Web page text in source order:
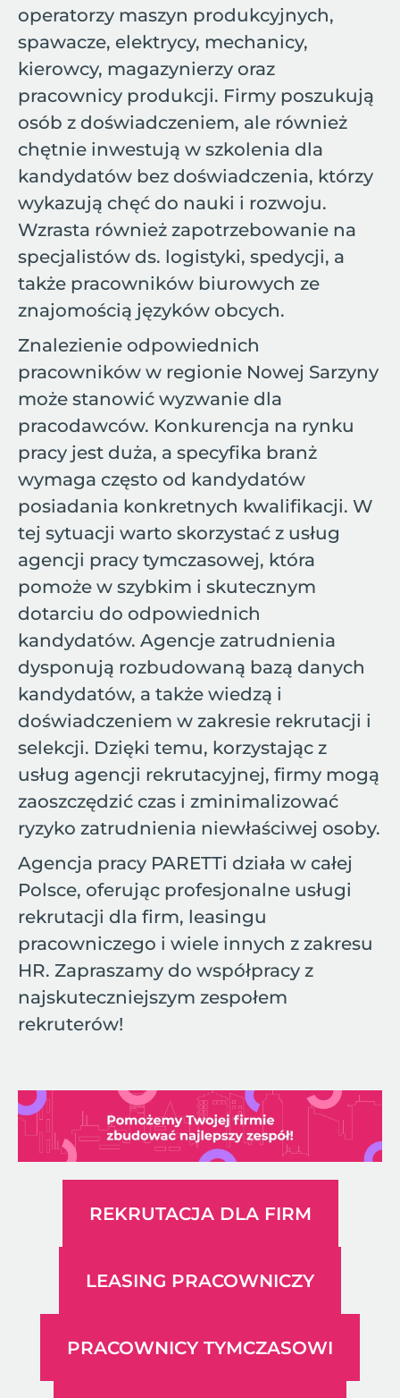
operatorzy maszyn produkcyjnych,
spawacze, elektrycy, mechanicy,
kierowcy, magazynierzy oraz
pracownicy produkcji. Firmy poszukują
osób z doświadczeniem, ale również
chętnie inwestują w szkolenia dla
kandydatów bez doświadczenia, którzy
wykazują chęć do nauki i rozwoju.
Wzrasta również zapotrzebowanie na
specjalistów ds. logistyki, spedycji, a
także pracowników biurowych ze
znajomością języków obcych.
Znalezienie odpowiednich
pracowników w regionie Nowej Sarzyny
może stanowić wyzwanie dla
pracodawców. Konkurencja na rynku
pracy jest duża, a specyfika branż
wymaga często od kandydatów
posiadania konkretnych kwalifikacji. W
tej sytuacji warto skorzystać z usług
agencji pracy tymczasowej, która
pomoże w szybkim i skutecznym
dotarciu do odpowiednich
kandydatów. Agencje zatrudnienia
dysponują rozbudowaną bazą danych
kandydatów, a także wiedzą i
doświadczeniem w zakresie rekrutacji i
selekcji. Dzięki temu, korzystając z
usług agencji rekrutacyjnej, firmy mogą
zaoszczędzić czas i zminimalizować
ryzyko zatrudnienia niewłaściwej osoby.
Agencja pracy PARETTi działa w całej
Polsce, oferując profesjonalne usługi
rekrutacji dla firm, leasingu
pracowniczego i wiele innych z zakresu
HR. Zapraszamy do współpracy z
najskuteczniejszym zespołem
rekruterów!
REKRUTACJA DLA FIRM
LEASING PRACOWNICZY
PRACOWNICY TYMCZASOWI